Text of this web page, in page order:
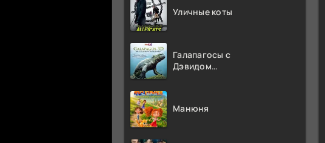
Уличные коты
Галапагосы с
Дэвидом
Манюня